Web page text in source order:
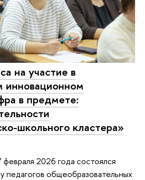
на участие в
инновационном
в предмете:
школьного кластера»
2026 года состоялся
педагогов общеобразовательных